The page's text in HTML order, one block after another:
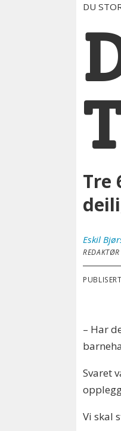
DU
Tre
Eskil
REDAKTØR
PUBLISERT
– Har
Svaret
Vi skal